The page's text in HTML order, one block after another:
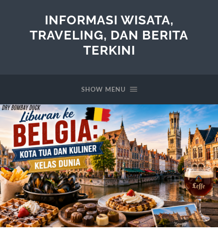
INFORMASI WISATA,
TRAVELING, DAN BERITA
TERKINI
SHOW MENU